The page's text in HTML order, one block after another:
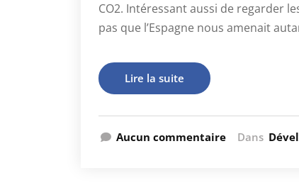
CO2. Intéressant aussi de regarder
pas que l’Espagne nous amenait
Lire la suite
Aucun commentaire Dans